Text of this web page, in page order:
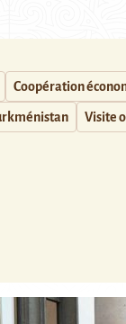
Coopération
Visite